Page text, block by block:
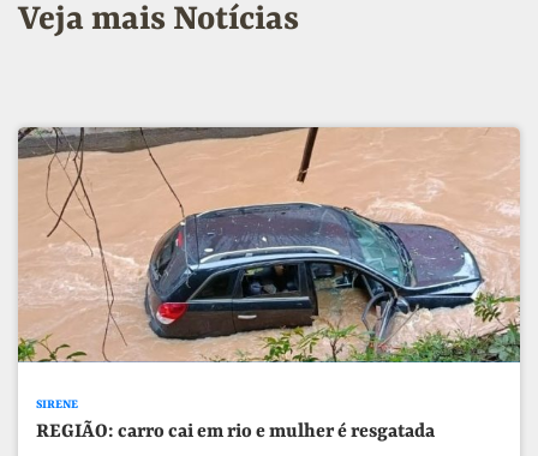
Veja mais Notícias
SIRENE
REGIÃO: carro cai em rio e mulher é resgatada